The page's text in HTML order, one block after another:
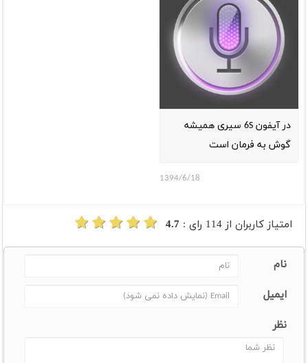
در آیفون 6S سیری همیشه
گوش به فرمان است
1394/6/18
امتیاز کاربران از 114 رای : 4.7
نام
ایمیل
نظر